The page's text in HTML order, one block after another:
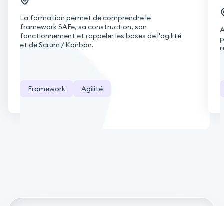
La formation permet de comprendre le
framework SAFe, sa construction, son
fonctionnement et rappeler les bases de l'agilité
et de Scrum / Kanban.
Framework Agilité